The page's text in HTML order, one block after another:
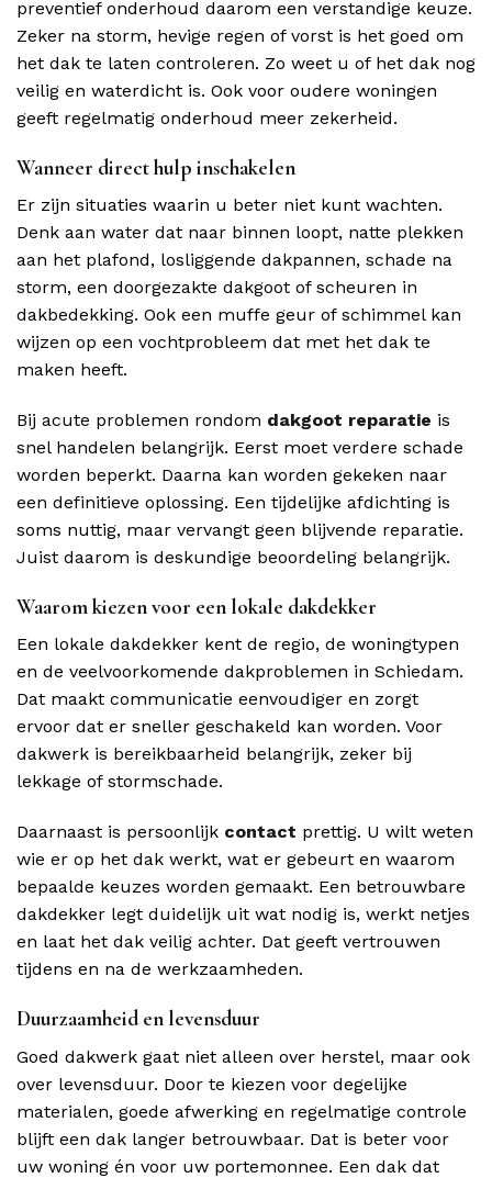
preventief onderhoud daarom een verstandige keuze.
Zeker na storm, hevige regen of vorst is het goed om
het dak te laten controleren. Zo weet u of het dak nog
veilig en waterdicht is. Ook voor oudere woningen
geeft regelmatig onderhoud meer zekerheid.
Wanneer direct hulp inschakelen
Er zijn situaties waarin u beter niet kunt wachten.
Denk aan water dat naar binnen loopt, natte plekken
aan het plafond, losliggende dakpannen, schade na
storm, een doorgezakte dakgoot of scheuren in
dakbedekking. Ook een muffe geur of schimmel kan
wijzen op een vochtprobleem dat met het dak te
maken heeft.
Bij acute problemen rondom dakgoot reparatie is
snel handelen belangrijk. Eerst moet verdere schade
worden beperkt. Daarna kan worden gekeken naar
een definitieve oplossing. Een tijdelijke afdichting is
soms nuttig, maar vervangt geen blijvende reparatie.
Juist daarom is deskundige beoordeling belangrijk.
Waarom kiezen voor een lokale dakdekker
Een lokale dakdekker kent de regio, de woningtypen
en de veelvoorkomende dakproblemen in Schiedam.
Dat maakt communicatie eenvoudiger en zorgt
ervoor dat er sneller geschakeld kan worden. Voor
dakwerk is bereikbaarheid belangrijk, zeker bij
lekkage of stormschade.
Daarnaast is persoonlijk contact prettig. U wilt weten
wie er op het dak werkt, wat er gebeurt en waarom
bepaalde keuzes worden gemaakt. Een betrouwbare
dakdekker legt duidelijk uit wat nodig is, werkt netjes
en laat het dak veilig achter. Dat geeft vertrouwen
tijdens en na de werkzaamheden.
Duurzaamheid en levensduur
Goed dakwerk gaat niet alleen over herstel, maar ook
over levensduur. Door te kiezen voor degelijke
materialen, goede afwerking en regelmatige controle
blijft een dak langer betrouwbaar. Dat is beter voor
uw woning én voor uw portemonnee. Een dak dat